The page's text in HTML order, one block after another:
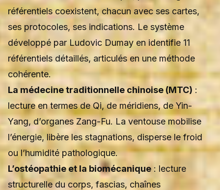
référentiels coexistent, chacun avec ses cartes,
ses protocoles, ses indications. Le système
développé par Ludovic Dumay en identifie 11
référentiels détaillés, articulés en une méthode
cohérente.
La médecine traditionnelle chinoise (MTC) :
lecture en termes de Qi, de méridiens, de Yin-
Yang, d’organes Zang-Fu. La ventouse mobilise
l’énergie, libère les stagnations, disperse le froid
ou l’humidité pathologique.
L’ostéopathie et la biomécanique : lecture
structurelle du corps, fascias, chaînes